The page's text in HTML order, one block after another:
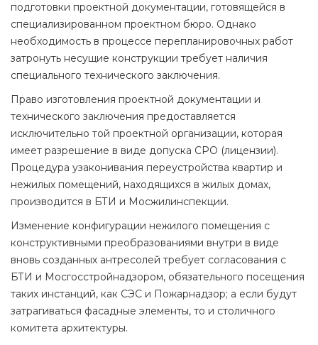
подготовки проектной документации, готовящейся в
специализированном проектном бюро. Однако
необходимость в процессе перепланировочных работ
затронуть несущие конструкции требует наличия
специального технического заключения.
Право изготовления проектной документации и
технического заключения предоставляется
исключительно той проектной организации, которая
имеет разрешение в виде допуска СРО (лицензии).
Процедура узаконивания переустройства квартир и
нежилых помещений, находящихся в жилых домах,
производится в БТИ и Мосжилинспекции.
Изменение конфигурации нежилого помещения с
конструктивными преобразованиями внутри в виде
вновь созданных антресолей требует согласования с
БТИ и Мосгосстройнадзором, обязательного посещения
таких инстанций, как СЭС и Пожарнадзор; а если будут
затрагиваться фасадные элементы, то и столичного
комитета архитектуры.